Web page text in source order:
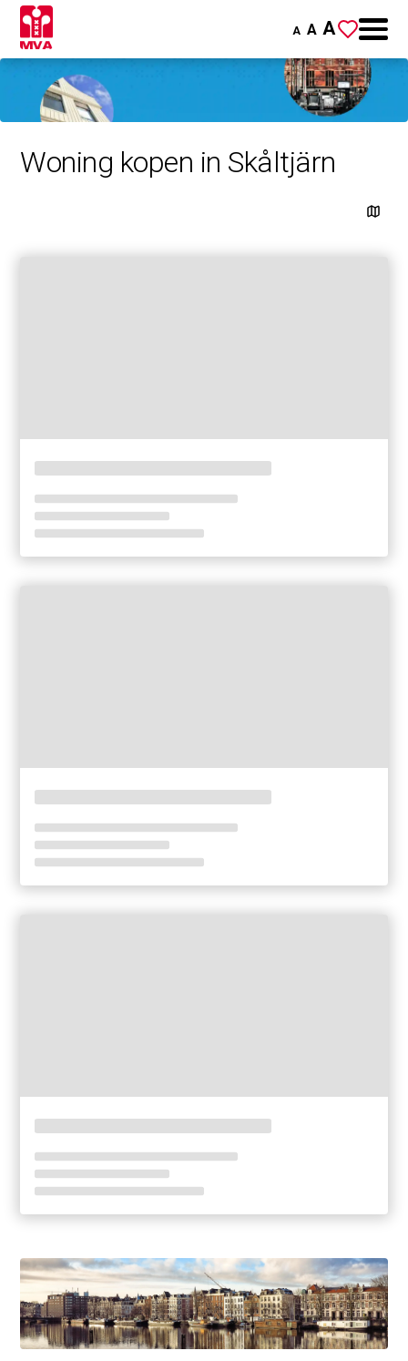
A A A
Woning kopen in Skåltjärn